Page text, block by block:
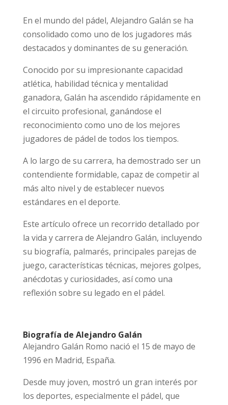
En el mundo del pádel, Alejandro Galán se ha
consolidado como uno de los jugadores más
destacados y dominantes de su generación.
Conocido por su impresionante capacidad
atlética, habilidad técnica y mentalidad
ganadora, Galán ha ascendido rápidamente en
el circuito profesional, ganándose el
reconocimiento como uno de los mejores
jugadores de pádel de todos los tiempos.
A lo largo de su carrera, ha demostrado ser un
contendiente formidable, capaz de competir al
más alto nivel y de establecer nuevos
estándares en el deporte.
Este artículo ofrece un recorrido detallado por
la vida y carrera de Alejandro Galán, incluyendo
su biografía, palmarés, principales parejas de
juego, características técnicas, mejores golpes,
anécdotas y curiosidades, así como una
reflexión sobre su legado en el pádel.
Biografía de Alejandro Galán
Alejandro Galán Romo nació el 15 de mayo de
1996 en Madrid, España.
Desde muy joven, mostró un gran interés por
los deportes, especialmente el pádel, que